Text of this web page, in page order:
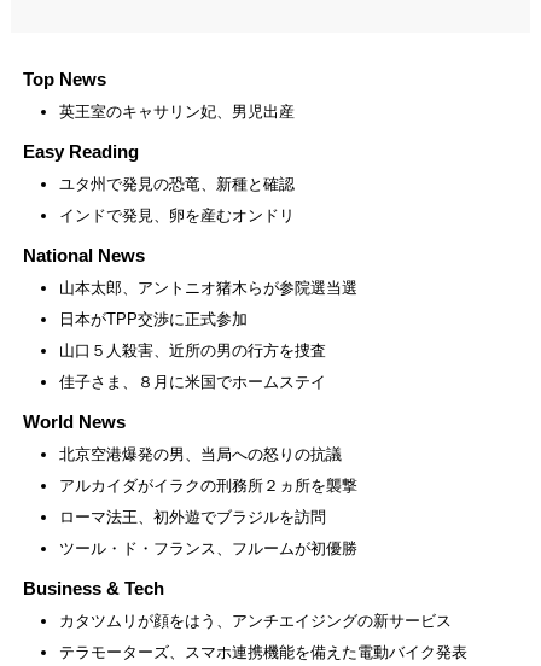
Top News
英王室のキャサリン妃、男児出産
Easy Reading
ユタ州で発見の恐竜、新種と確認
インドで発見、卵を産むオンドリ
National News
山本太郎、アントニオ猪木らが参院選当選
日本がTPP交渉に正式参加
山口５人殺害、近所の男の行方を捜査
佳子さま、８月に米国でホームステイ
World News
北京空港爆発の男、当局への怒りの抗議
アルカイダがイラクの刑務所２ヵ所を襲撃
ローマ法王、初外遊でブラジルを訪問
ツール・ド・フランス、フルームが初優勝
Business & Tech
カタツムリが顔をはう、アンチエイジングの新サービス
テラモーターズ、スマホ連携機能を備えた電動バイク発表